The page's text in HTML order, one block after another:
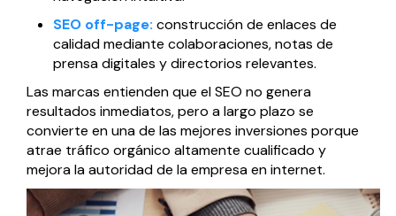
SEO off-page: construcción de enlaces de
calidad mediante colaboraciones, notas de
prensa digitales y directorios relevantes.
Las marcas entienden que el SEO no genera
resultados inmediatos, pero a largo plazo se
convierte en una de las mejores inversiones porque
atrae tráfico orgánico altamente cualificado y
mejora la autoridad de la empresa en internet.